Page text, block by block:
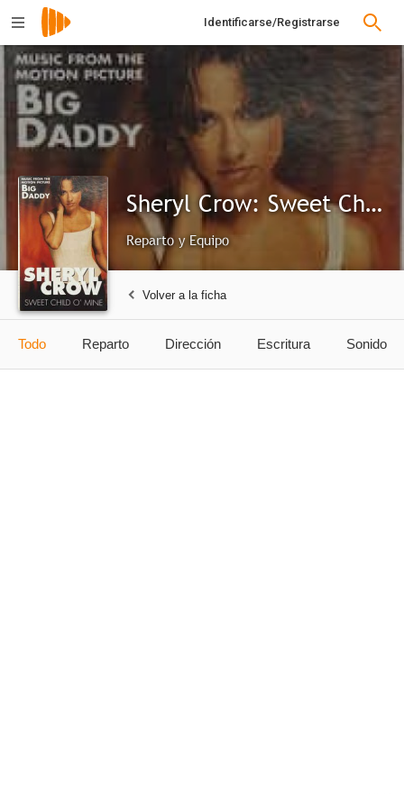
Identificarse/Registrarse
Sheryl Crow: Sweet Child O' Mine
Reparto y Equipo
Volver a la ficha
Todo Reparto Dirección Escritura Sonido